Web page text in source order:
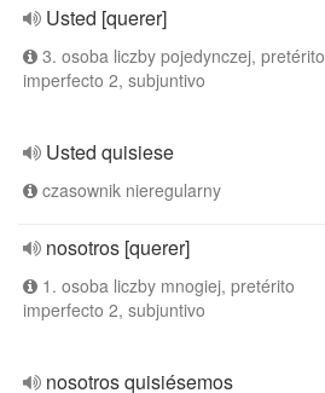
Usted [querer]
3. osoba liczby pojedynczej, pretérito
imperfecto 2, subjuntivo
Usted quisiese
czasownik nieregularny
nosotros [querer]
1. osoba liczby mnogiej, pretérito
imperfecto 2, subjuntivo
nosotros quisiésemos